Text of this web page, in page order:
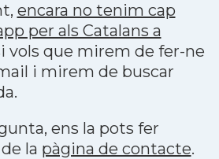
encara no tenim cap
per als Catalans a
vols que mirem de fer-ne
i mirem de buscar
ens la pots fer
la pàgina de contacte.